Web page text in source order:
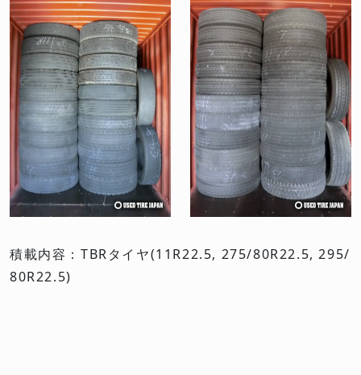
積載内容：TBRタイヤ(11R22.5, 275/80R22.5, 295/
80R22.5)